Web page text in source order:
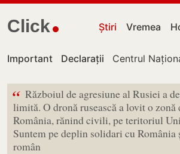
Click Știri Vremea
Important Declarații Centrul
“ Războiul de agresiune al Rusiei a
limită. O dronă rusească a lovit o zonă
România, rănind civili, pe teritoriul
Suntem pe deplin solidari cu România
român